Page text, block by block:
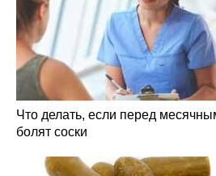
Что делать, если перед
болят соски